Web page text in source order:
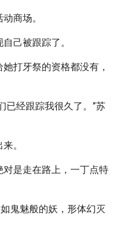
商场。
己被跟踪了。
打牙祭的资格都没有，
已经跟踪我很久了。”苏
。
是走在路上，一丁点特
鬼魅般的妖，形体幻灭